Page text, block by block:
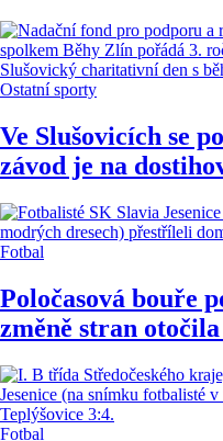
Ostatní sporty
Ve Slušovicích se
závod je na
Fotbal
Poločasová bouře
změně stran
Fotbal